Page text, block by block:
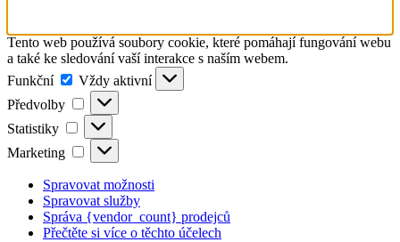
Tento web používá soubory cookie, které pomáhají fungování webu
a také ke sledování vaší interakce s naším webem.
Funkční
Funkční
Vždy aktivní
Předvolby
Předvolby
Statistiky Statistiky
Marketing Marketing
Spravovat možnosti
Spravovat služby
Správa {vendor_count} prodejců
Přečtěte si více o těchto účelech